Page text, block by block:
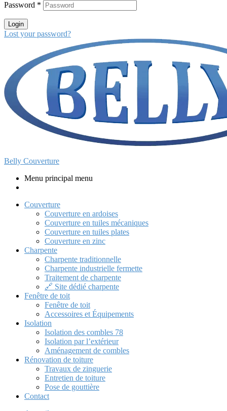
Password *
Login
Lost your password?
Belly Couverture
Menu principal menu
Couverture
Couverture en ardoises
Couverture en tuiles mécaniques
Couverture en tuiles plates
Couverture en zinc
Charpente
Charpente traditionnelle
Charpente industrielle fermette
Traitement de charpente
🔗 Site dédié charpente
Fenêtre de toit
Fenêtre de toit
Accessoires et Équipements
Isolation
Isolation des combles 78
Isolation par l’extérieur
Aménagement de combles
Rénovation de toiture
Travaux de zinguerie
Entretien de toiture
Pose de gouttière
Contact